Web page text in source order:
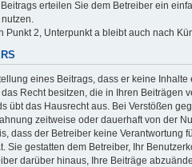
erteilen Sie dem Betreiber ein
Punkt 2, Unterpunkt a bleibt auch nach
eines Beitrags, dass er keine
Recht besitzen, die in Ihren Beiträgen
übt das Hausrecht aus. Bei Verstößen
zeitweise oder dauerhaft von der
dass der Betreiber keine Verantwortung
Sie gestatten dem Betreiber, Ihr
darüber hinaus, Ihre Beiträge